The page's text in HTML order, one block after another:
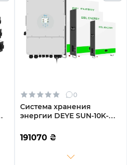
0
Система хранения
энергии DEYE SUN-10K-
LFP-W 10kW 15.36kWh
3BAT LiFePO4 6500 циклов
191070 ₴